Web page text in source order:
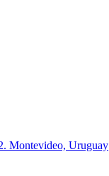
Montevideo, Uruguay